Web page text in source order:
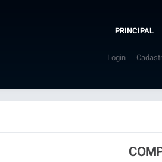
PRINCIPAL
Login